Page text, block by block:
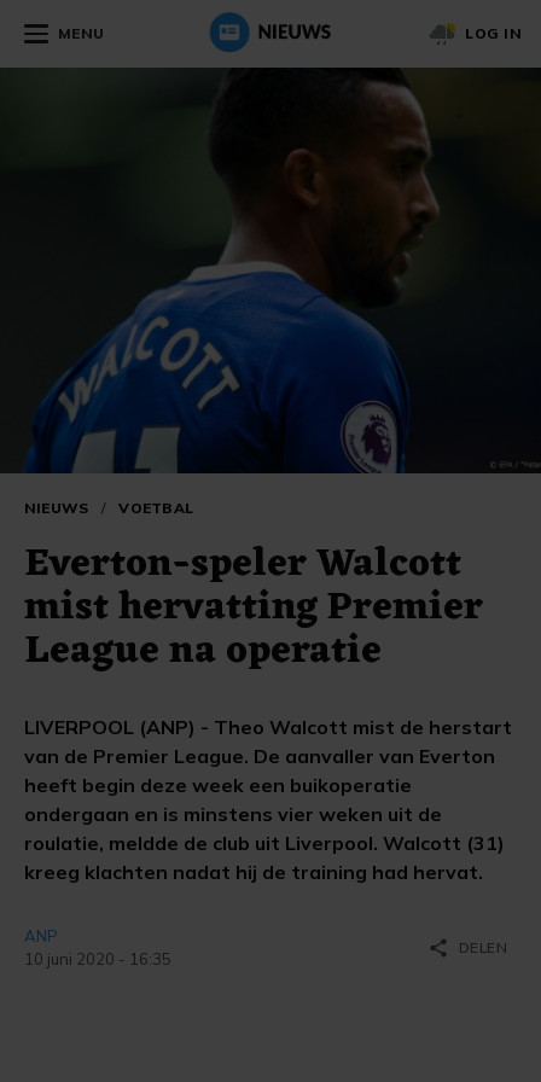
MENU LOG IN
NIEUWS / VOETBAL
Everton-speler Walcott
mist hervatting Premier
League na operatie
LIVERPOOL (ANP) - Theo Walcott mist de herstart
van de Premier League. De aanvaller van Everton
heeft begin deze week een buikoperatie
ondergaan en is minstens vier weken uit de
roulatie, meldde de club uit Liverpool. Walcott (31)
kreeg klachten nadat hij de training had hervat.
ANP
10 juni 2020 - 16:35
share DELEN